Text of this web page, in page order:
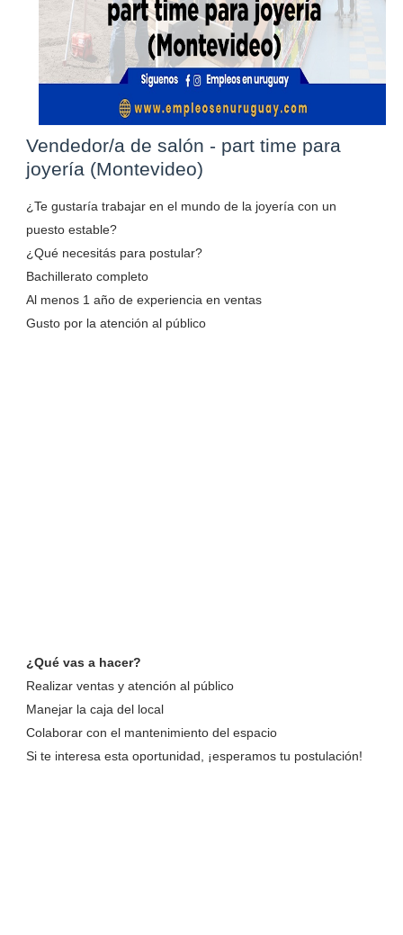
Vendedor/a de salón - part time para
joyería (Montevideo)
¿Te gustaría trabajar en el mundo de la joyería con un
puesto estable?
¿Qué necesitás para postular?
Bachillerato completo
Al menos 1 año de experiencia en ventas
Gusto por la atención al público
¿Qué vas a hacer?
Realizar ventas y atención al público
Manejar la caja del local
Colaborar con el mantenimiento del espacio
Si te interesa esta oportunidad, ¡esperamos tu postulación!